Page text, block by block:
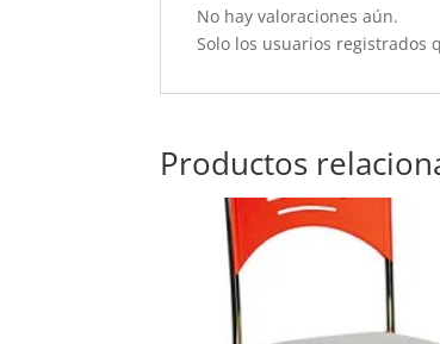
No hay valoraciones aún.
Solo los usuarios registrados
Productos